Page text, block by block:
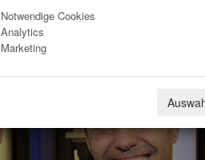
Notwendige Cookies
Analytics
Marketing